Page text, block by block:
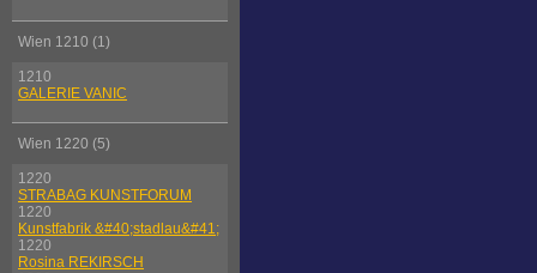
Wien 1210 (1)
1210
GALERIE VANIC
Wien 1220 (5)
1220
STRABAG KUNSTFORUM
1220
Kunstfabrik &#40;stadlau&#41;
1220
Rosina REKIRSCH